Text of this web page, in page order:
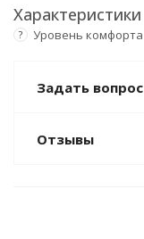
Характеристики
? Уровень комфорта
Задать вопрос
Отзывы